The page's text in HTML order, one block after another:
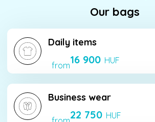
Our bags
Daily items
from16 900 HUF
Business wear
22 750 HUF